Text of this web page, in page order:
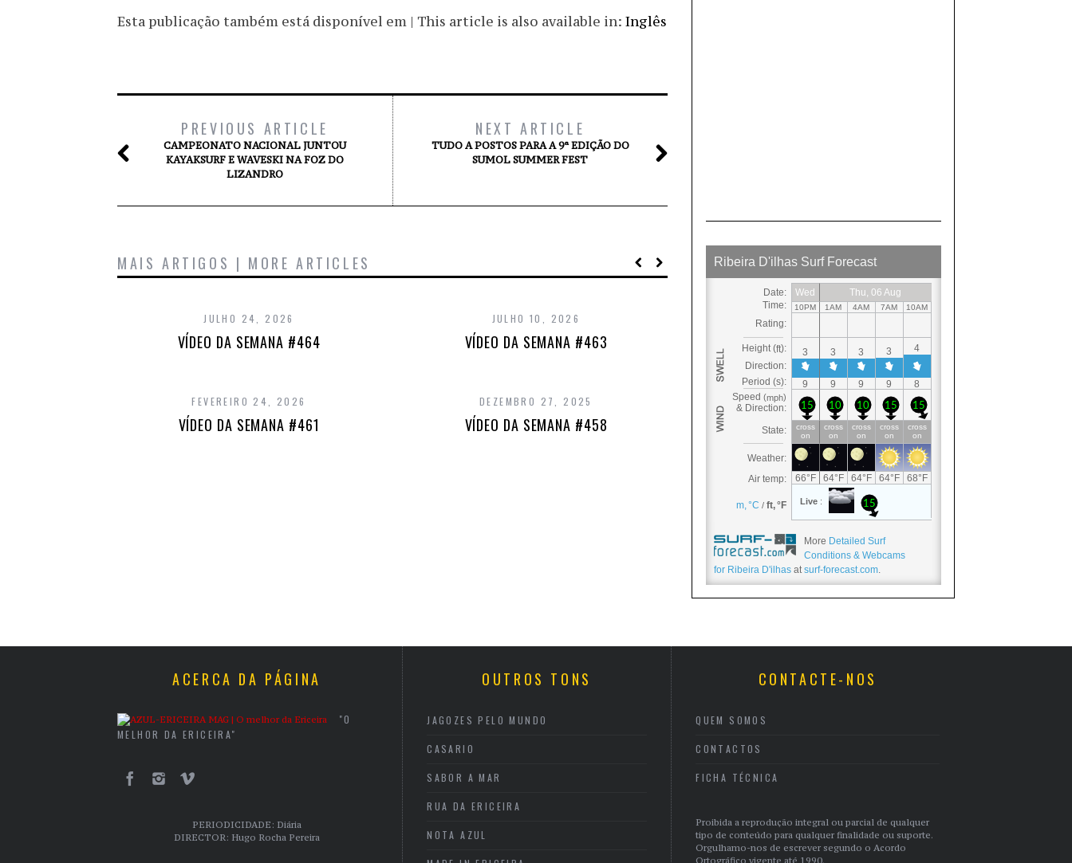
Esta publicação também está disponível em | This article is also available in: Inglês
PREVIOUS ARTICLE
CAMPEONATO NACIONAL JUNTOU
KAYAKSURF E WAVESKI NA FOZ DO
LIZANDRO
NEXT ARTICLE
TUDO A POSTOS PARA A 9ª EDIÇÃO DO
SUMOL SUMMER FEST
MAIS ARTIGOS | MORE ARTICLES
JULHO 24, 2026
VÍDEO DA SEMANA #464
JULHO 10, 2026
VÍDEO DA SEMANA #463
FEVEREIRO 24, 2026
VÍDEO DA SEMANA #461
DEZEMBRO 27, 2025
VÍDEO DA SEMANA #458
More Detailed Surf
Conditions & Webcams
for Ribeira D'ilhas at surf-forecast.com.
ACERCA DA PÁGINA
"O
MELHOR DA ERICEIRA"
PERIODICIDADE: Diária
DIRECTOR: Hugo Rocha Pereira
OUTROS TONS
JAGOZES PELO MUNDO
CASARIO
SABOR A MAR
RUA DA ERICEIRA
NOTA AZUL
CONTACTE-NOS
QUEM SOMOS
CONTACTOS
FICHA TÉCNICA
Proibida a reprodução integral ou parcial de qualquer
tipo de conteúdo para qualquer finalidade ou suporte.
Orgulhamo-nos de escrever segundo o Acordo
Ortográfico vigente até 1990.